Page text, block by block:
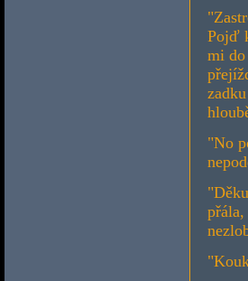
Pojď
mi
"No